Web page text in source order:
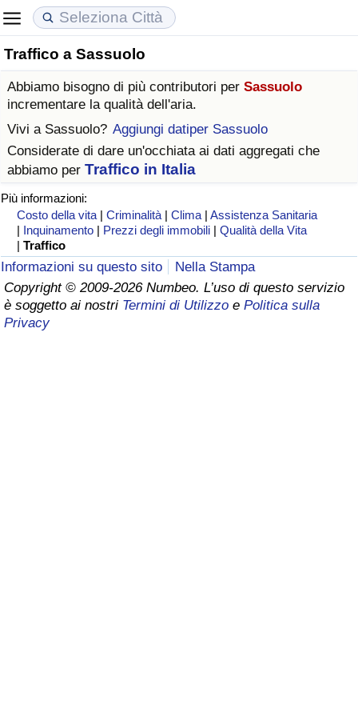
Traffico a Sassuolo
Abbiamo bisogno di più contributori per Sassuolo
incrementare la qualità dell'aria.
Vivi a Sassuolo? Aggiungi datiper Sassuolo
Considerate di dare un'occhiata ai dati aggregati che
abbiamo per Traffico in Italia
Più informazioni:
Costo della vita |Criminalità |Clima |Assistenza Sanitaria
| Inquinamento | Prezzi degli immobili |Qualità della Vita
|Traffico
Informazioni su questo sito
Nella Stampa
Copyright © 2009-2026 Numbeo. L’uso di questo servizio
è soggetto ai nostri Termini di Utilizzo e Politica sulla
Privacy
Costo della vita
Indice Del Costo Della Vita (corrente)
Indice Del Costo Della Vita
Indice del Costo della Vita per Nazione
ad Aqaba
Prezzi degli immobili
Indice del Prezzo delle Case (Corrente)
Indice del Prezzo delle Case
Indice del Prezzo delle Case per Nazione
Qualità della Vita
Indice della Qualità della Vita
Indice della Qualità della Vita (Corrente)
Indice della qualità della vita per Paese
Criminalità
Indice del Tasso di Criminalità (Corrente)
Indice della Criminalità